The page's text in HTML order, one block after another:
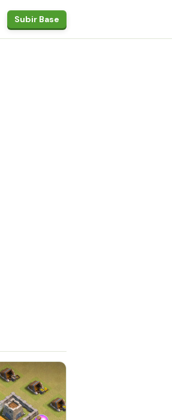
Subir Base